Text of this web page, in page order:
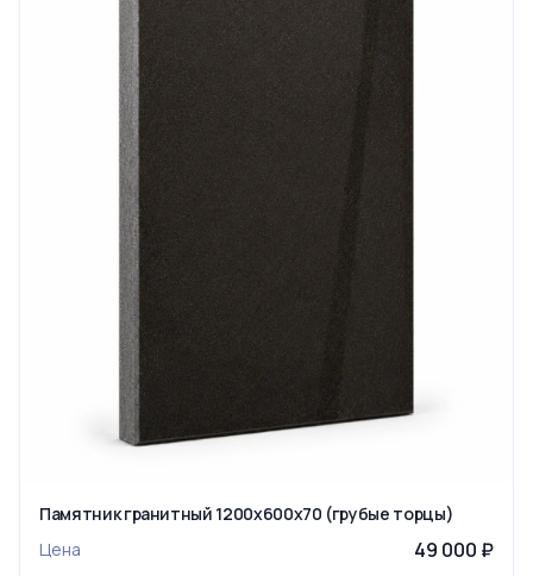
Памятник гранитный 1200x600x70 (грубые торцы)
Цена
49 000 ₽